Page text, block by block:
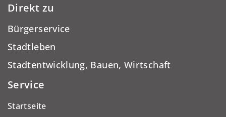
Direkt zu
Bürgerservice
Stadtleben
Stadtentwicklung, Bauen, Wirtschaft
Service
Startseite